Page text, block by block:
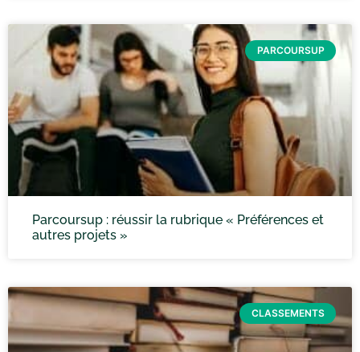
PARCOURSUP
Parcoursup : réussir la rubrique « Préférences et
autres projets »
CLASSEMENTS